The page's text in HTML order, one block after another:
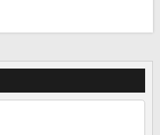
ログインして